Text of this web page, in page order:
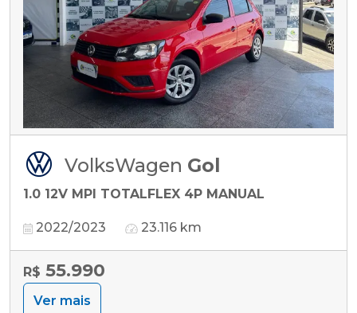
VolksWagen Gol
1.0 12V MPI TOTALFLEX 4P MANUAL
2022/2023 23.116 km
R$ 55.990
Ver mais